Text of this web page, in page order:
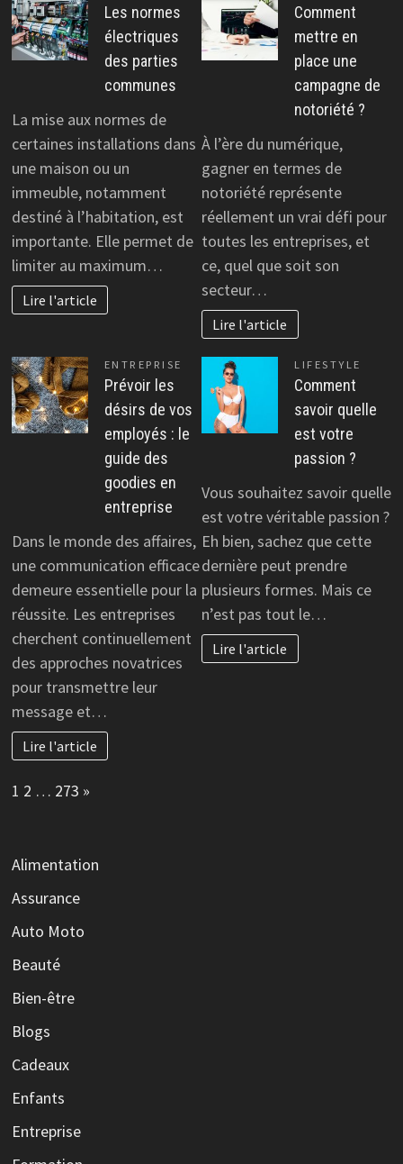
Les normes
électriques
des parties
communes
La mise aux normes de
certaines installations dans
une maison ou un
immeuble, notamment
destiné à l’habitation, est
importante. Elle permet de
limiter au maximum…
Lire l'article
Comment
mettre en
place une
campagne de
notoriété ?
À l’ère du numérique,
gagner en termes de
notoriété représente
réellement un vrai défi pour
toutes les entreprises, et
ce, quel que soit son
secteur…
Lire l'article
ENTREPRISE
Prévoir les
désirs de vos
employés : le
guide des
goodies en
entreprise
Dans le monde des affaires,
une communication efficace
demeure essentielle pour la
réussite. Les entreprises
cherchent continuellement
des approches novatrices
pour transmettre leur
message et…
Lire l'article
LIFESTYLE
Comment
savoir quelle
est votre
passion ?
Vous souhaitez savoir quelle
est votre véritable passion ?
Eh bien, sachez que cette
dernière peut prendre
plusieurs formes. Mais ce
n’est pas tout le…
Lire l'article
Page:
1 2 … 273 Next
»
Alimentation
Assurance
Auto Moto
Beauté
Bien-être
Blogs
Cadeaux
Enfants
Entreprise